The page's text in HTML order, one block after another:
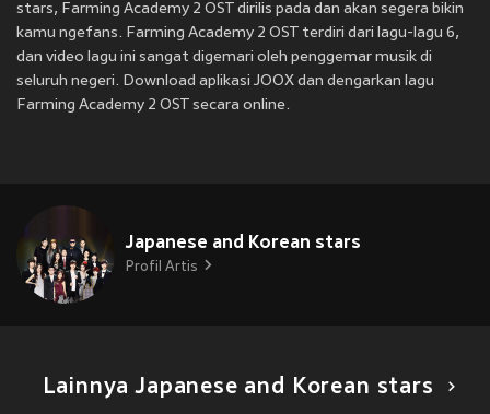
stars, Farming Academy 2 OST dirilis pada dan akan segera bikin
kamu ngefans. Farming Academy 2 OST terdiri dari lagu-lagu 6,
dan video lagu ini sangat digemari oleh penggemar musik di
seluruh negeri. Download aplikasi JOOX dan dengarkan lagu
Farming Academy 2 OST secara online.
Japanese and Korean stars
Profil Artis
Lainnya Japanese and Korean stars